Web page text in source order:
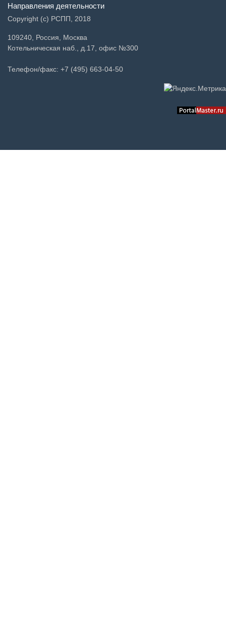
Направления деятельности
Copyright (c) РСПП, 2018
109240, Россия, Москва
Котельническая наб., д.17, офис №300
Телефон/факс: +7 (495) 663-04-50